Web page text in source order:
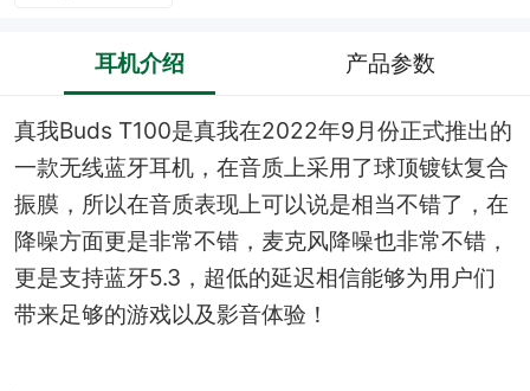
耳机介绍 产品参数
真我Buds T100是真我在2022年9月份正式推出的
一款无线蓝牙耳机，在音质上采用了球顶镀钛复合
振膜，所以在音质表现上可以说是相当不错了，在
降噪方面更是非常不错，麦克风降噪也非常不错，
更是支持蓝牙5.3，超低的延迟相信能够为用户们
带来足够的游戏以及影音体验！